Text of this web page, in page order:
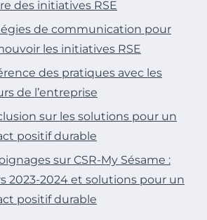
des initiatives RSE
de communication pour
les initiatives RSE
des pratiques avec les
de l’entreprise
sur les solutions pour un
positif durable
sur CSR-My Sésame :
2023-2024 et solutions pour un
positif durable